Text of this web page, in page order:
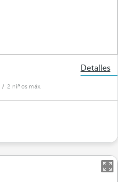
Detalles
/ 2 niños máx.